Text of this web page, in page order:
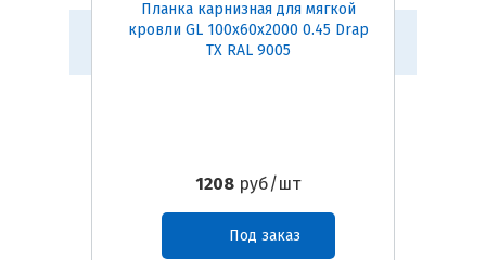
Планка карнизная для мягкой
кровли GL 100х60х2000 0.45 Drap
TX RAL 9005
1208 руб/шт
Под заказ